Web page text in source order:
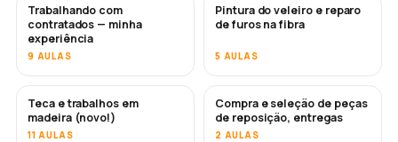
EM BREVE
Trabalhando com
contratados — minha
experiência
9 AULAS
EM BREVE
Pintura do veleiro e reparo
de furos na fibra
5 AULAS
Teca e trabalhos em
madeira (novo!)
11 AULAS
EM BREVE
Compra e seleção de peças
de reposição, entregas
2 AULAS